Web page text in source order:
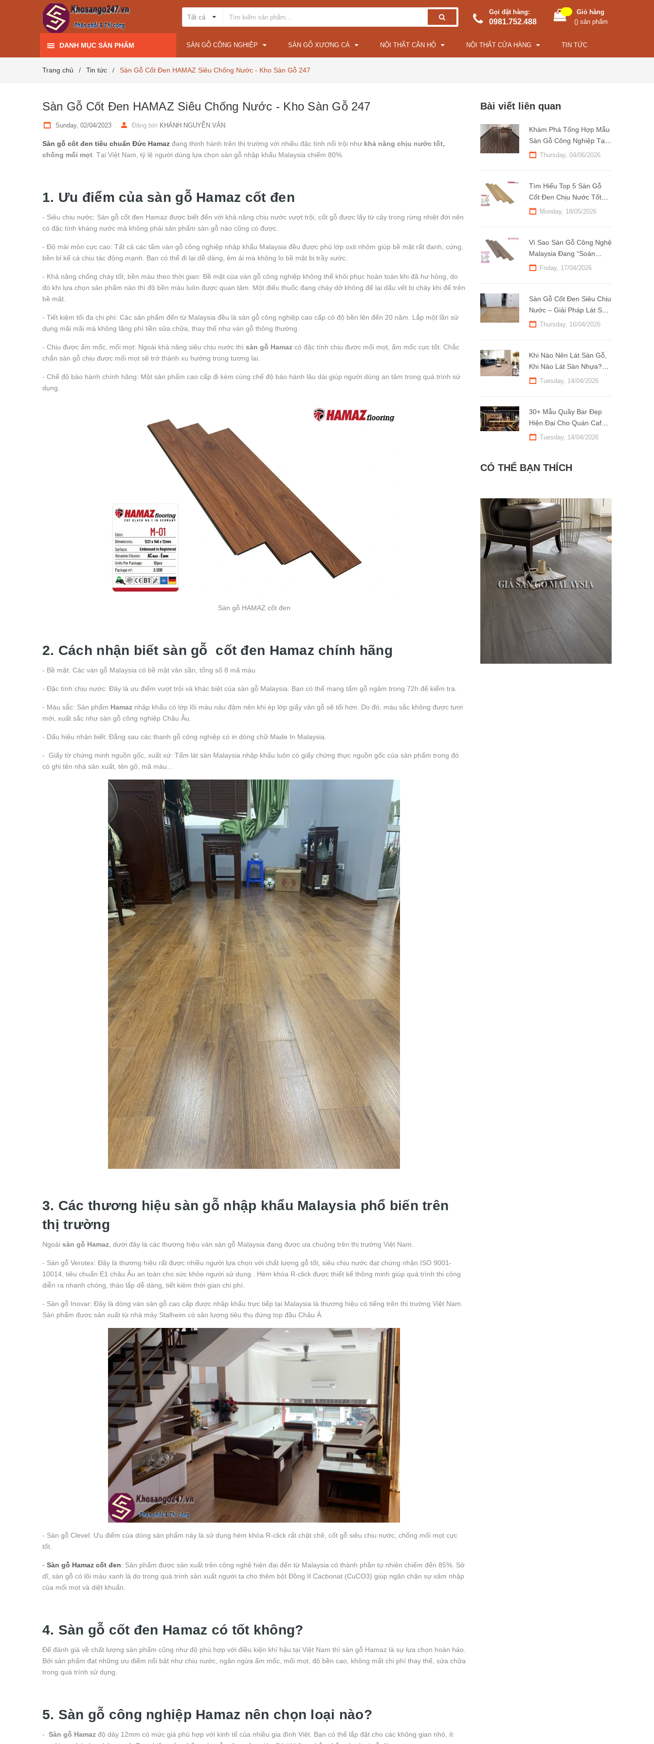
Tất cả
Gọi đặt hàng:
0981.752.488
Giỏ hàng
() sản phẩm
DANH MỤC SẢN PHẨM SÀN GỖ CÔNG NGHIỆP SÀN GỖ XƯƠNG CÁ NỘI THẤT CĂN HỘ NỘI THẤT CỬA HÀNG TIN TỨC
Trang chủ / Tin tức / Sàn Gỗ Cốt Đen HAMAZ Siêu Chống Nước - Kho Sàn Gỗ 247
Sàn Gỗ Cốt Đen HAMAZ Siêu Chống Nước - Kho Sàn Gỗ 247
Sunday, 02/04/2023 Đăng bởi KHÁNH NGUYỄN VĂN
Sàn gỗ côt đen tiêu chuẩn Đức Hamaz đang thịnh hành trên thị trường với nhiều đặc tính nổi trội như khả năng chịu nước tốt,
chống mối mọt. Tại Việt Nam, tỷ lệ người dùng lựa chọn sàn gỗ nhập khẩu Malaysia chiếm 80%.
1. Ưu điểm của sàn gỗ Hamaz cốt đen
- Siêu chịu nước: Sàn gỗ cốt đen Hamaz được biết đến với khả năng chịu nước vượt trội, cốt gỗ được lấy từ cây trong rừng nhiệt đới nên
có đặc tính kháng nước mà không phải sản phẩm sàn gỗ nào cũng có được.
- Độ mài mòn cực cao: Tất cả các tấm ván gỗ công nghiệp nhập khẩu Malaysia đều được phủ lớp oxit nhôm giúp bề mặt rất đanh, cứng,
bền bỉ kể cả chịu tác động mạnh. Bạn có thể đi lại dễ dàng, êm ái mà không lo bề mặt bị trầy xước.
- Khả năng chống cháy tốt, bền màu theo thời gian: Bề mặt của ván gỗ công nghiệp không thể khôi phục hoàn toàn khi đã hư hỏng, do
đó khi lựa chọn sản phẩm nào thì độ bền màu luôn được quan tâm. Một điếu thuốc đang cháy dở không để lại dấu vết bị cháy khi để trên
bề mặt.
- Tiết kiệm tối đa chi phí: Các sản phẩm đến từ Malaysia đều là sàn gỗ công nghiệp cao cấp có độ bền lên đến 20 năm. Lắp một lần sử
dụng mãi mãi mà không lãng phí tiền sửa chữa, thay thế như ván gỗ thông thường.
- Chịu được ẩm mốc, mối mọt: Ngoài khả năng siêu chịu nước thì sàn gỗ Hamaz có đặc tính chịu được mối mọt, ẩm mốc cực tốt. Chắc
chắn sàn gỗ chịu được mối mọt sẽ trở thành xu hướng trong tương lai.
- Chế độ bảo hành chính hãng: Một sản phẩm cao cấp đi kèm cùng chế độ bảo hành lâu dài giúp người dùng an tâm trong quá trình sử
dụng.
Sàn gỗ HAMAZ cốt đen
2. Cách nhận biết sàn gỗ cốt đen Hamaz chính hãng
- Bề mặt: Các ván gỗ Malaysia có bề mặt vân sần, tổng số 8 mã màu
- Đặc tính chịu nước: Đây là ưu điểm vượt trội và khác biệt của sàn gỗ Malaysia. Bạn có thể mang tấm gỗ ngâm trong 72h để kiểm tra.
- Màu sắc: Sản phẩm Hamaz nhập khẩu có lớp lõi màu nâu đậm nên khi ép lớp giấy vân gỗ sẽ tối hơn. Do đó, màu sắc không được tươi
mới, xuất sắc như sàn gỗ công nghiệp Châu Âu.
- Dấu hiệu nhận biết: Đằng sau các thanh gỗ công nghiệp có in dòng chữ Made In Malaysia.
- Giấy tờ chứng minh nguồn gốc, xuất xứ: Tấm lát sàn Malaysia nhập khẩu luôn có giấy chứng thực nguồn gốc của sản phẩm trong đó
có ghi tên nhà sản xuất, tên gõ, mã màu…
3. Các thương hiệu sàn gỗ nhập khẩu Malaysia phổ biến trên
thị trường
Ngoài sàn gỗ Hamaz, dưới đây là các thương hiệu ván sàn gỗ Malaysia đang được ưa chuộng trên thị trường Việt Nam.
- Sàn gỗ Verotex: Đây là thương hiệu rất được nhiều người lựa chọn với chất lượng gỗ tốt, siêu chịu nước đạt chứng nhận ISO 9001-
10014, tiêu chuẩn E1 châu Âu an toàn cho sức khỏe người sử dụng . Hèm khóa R-click được thiết kế thông minh giúp quá trình thi công
diễn ra nhanh chóng, tháo lắp dễ dàng, tiết kiệm thời gian chi phí.
- Sàn gỗ Inovar: Đây là dòng ván sàn gỗ cao cấp được nhập khẩu trực tiếp tại Malaysia là thương hiệu có tiếng trên thị trường Việt Nam.
Sản phẩm được sản xuất từ nhà máy Stalheim có sản lượng tiêu thụ đứng top đầu Châu Á.
- Sàn gỗ Clevel: Ưu điểm của dòng sản phẩm này là sử dụng hèm khóa R-click rất chặt chẽ, cốt gỗ siêu chịu nước, chống mối mọt cực
tốt.
- Sàn gỗ Hamaz cốt đen: Sản phẩm được sản xuất trên công nghệ hiện đại đến từ Malaysia có thành phần tự nhiên chiếm đến 85%. Sở
dĩ, sàn gỗ có lõi màu xanh là do trong quá trình sản xuất người ta cho thêm bột Đồng II Cacbonat (CuCO3) giúp ngăn chặn sự xâm nhập
của mối mọt và diệt khuẩn.
4. Sàn gỗ cốt đen Hamaz có tốt không?
Để đánh giá về chất lượng sản phẩm cũng như độ phù hợp với điều kiện khí hậu tại Việt Nam thì sàn gỗ Hamaz là sự lựa chọn hoàn hảo.
Bởi sản phẩm đạt những ưu điểm nổi bật như chịu nước, ngăn ngừa ẩm mốc, mối mọt, độ bền cao, không mất chi phí thay thế, sửa chữa
trong quá trình sử dụng.
5. Sàn gỗ công nghiệp Hamaz nên chọn loại nào?
- Sàn gỗ Hamaz độ dày 12mm có mức giá phù hợp với kinh tế của nhiều gia đình Việt. Bạn có thể lắp đặt cho các không gian nhỏ, ít
Bài viết liên quan
Khám Phá Tổng Hợp Mẫu
Sàn Gỗ Công Nghiệp Tại
Kho Sàn Gỗ 247
Thursday, 04/06/2026
Tìm Hiểu Top 5 Sàn Gỗ
Cốt Đen Chịu Nước Tốt
Nhất Hiện Nay
Monday, 18/05/2026
Vì Sao Sàn Gỗ Công Nghệ
Malaysia Đang “Soán
Ngôi” Hàng Nhập Khẩu?
Friday, 17/04/2026
Sàn Gỗ Cốt Đen Siêu Chịu
Nước – Giải Pháp Lát Sàn
Bền Đẹp Cho Khí Hậu Việt
Thursday, 16/04/2026
Khi Nào Nên Lát Sàn Gỗ,
Khi Nào Lát Sàn Nhựa?
Tìm Hiểu Ngay!
Tuesday, 14/04/2026
30+ Mẫu Quầy Bar Đẹp
Hiện Đại Cho Quán Cafe
Thu Hút Mọi Ánh Nhìn
Tuesday, 14/04/2026
CÓ THỂ BẠN THÍCH